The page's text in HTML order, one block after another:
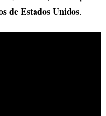
de Estados Unidos.